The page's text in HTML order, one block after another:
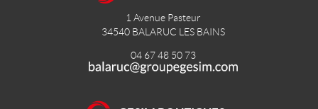
1 Avenue Pasteur
34540 BALARUC LES BAINS
04 67 48 50 73